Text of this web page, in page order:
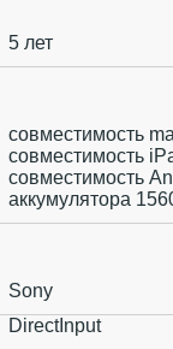
5 лет
совместимость
совместимость
совместимость
аккумулятора
Sony
DirectInput